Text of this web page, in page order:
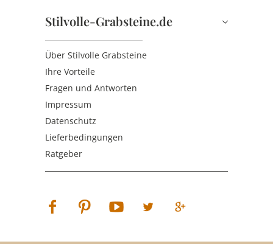
Stilvolle-Grabsteine.de
Über Stilvolle Grabsteine
Ihre Vorteile
Fragen und Antworten
Impressum
Datenschutz
Lieferbedingungen
Ratgeber